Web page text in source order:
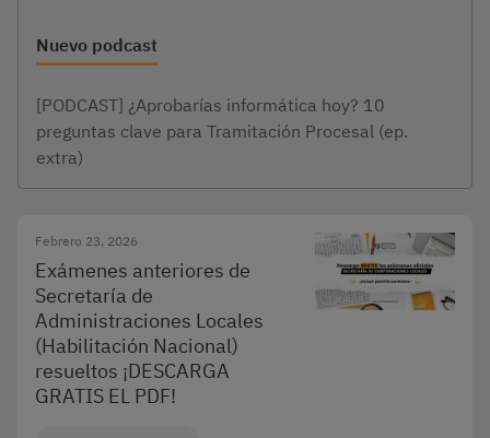
Nuevo podcast
[PODCAST] ¿Aprobarías informática hoy? 10
preguntas clave para Tramitación Procesal (ep.
extra)
Febrero 23, 2026
Exámenes anteriores de
Secretaría de
Administraciones Locales
(Habilitación Nacional)
resueltos ¡DESCARGA
GRATIS EL PDF!